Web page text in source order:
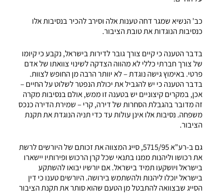
כב' הנשיא שמגר דחה טענות אלה וסירב להכיר בנסיבות אלו
כנסיבות הנוגדות את טובת הציבור.
בדבר הטענה כי קיים צורך גובר לדירות בישראל, נקבע כי קיומו
של צורך חברתי כללי לא מהווה הצדקה לשינוי צוואתו של אדם
פרטי. באימוץ גישה נוגדת – לא יוותר הרבה מן החופש לצוות.
בדבר הטענה כי יש להגביל את יכולת הנפטר לשלוט על החיים –
אכן, במקרים קיצוניים יש בטענה זו ממש, אולם בנסיבות מקרה
זה מדובר בהגבלת הסחרות של דירה, קרי – שמירת הדירה כנכס
משפחה. נסיבות אלו אינן עולות עד כדי תניה הנוגדת את תקנת
הציבור.
גם ב-רע"א 5715/95, סייג המצווה את זכותם של היורשים לרשת
את רכושו וליהנות ממנו בתנאי שכל קרן הרכוש ופירותיו יישארו
בישראל ויושקעו תמיד בישראל. אם יורשיו יבואו להשתקע
בישראל יוכלו ליהנות ולהשתמש בירושה. היורשים טענו כי דין
הסייג שבצוואה להתבטל מן הטעם שהוא סותר את תקנת הציבור